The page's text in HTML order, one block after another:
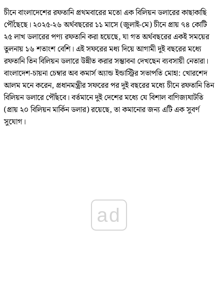
চীনে বাংলাদেশের রফতানি প্রথমবারের মতো এক বিলিয়ন ডলারের কাছাকাছি
পৌঁছেছে। ২০২৫-২৬ অর্থবছরের ১১ মাসে (জুলাই-মে) চীনে প্রায় ৭৪ কোটি
২৫ লাখ ডলারের পণ্য রফতানি করা হয়েছে, যা গত অর্থবছরের একই সময়ের
তুলনায় ১৬ শতাংশ বেশি। এই সফরের মধ্য দিয়ে আগামী দুই বছরের মধ্যে
রফতানি তিন বিলিয়ন ডলারে উন্নীত করার সম্ভাবনা দেখছেন ব্যবসায়ী নেতারা।
বাংলাদেশ-চায়না চেম্বার অব কমার্স অ্যান্ড ইন্ডাস্ট্রির সভাপতি মোহা: খোরশেদ
আলম মনে করেন, প্রধানমন্ত্রীর সফরের পর দুই বছরের মধ্যে চীনে রফতানি তিন
বিলিয়ন ডলারে পৌঁছবে। বর্তমানে দুই দেশের মধ্যে যে বিশাল বাণিজ্যঘাটতি
(প্রায় ২০ বিলিয়ন মার্কিন ডলার) রয়েছে, তা কমানোর জন্য এটি এক সুবর্ণ
সুযোগ।
ad